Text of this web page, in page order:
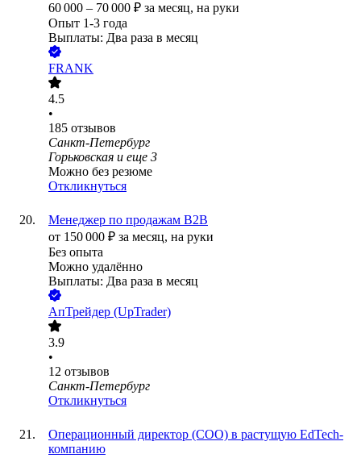
60 000 – 70 000 ₽ за месяц, на руки
Опыт 1-3 года
Выплаты: Два раза в месяц
FRANK
4.5
•
185 отзывов
Санкт-Петербург
Горьковская и еще 3
Можно без резюме
Откликнуться
Менеджер по продажам B2B
от 150 000 ₽ за месяц, на руки
Без опыта
Можно удалённо
Выплаты: Два раза в месяц
АпТрейдер (UpTrader)
3.9
•
12 отзывов
Санкт-Петербург
Откликнуться
Операционный директор (COO) в растущую EdTech-
компанию